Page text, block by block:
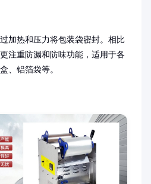
加热和压力将包装袋密封。相比
注重防漏和防味功能，适用于各
、铝箔袋等。